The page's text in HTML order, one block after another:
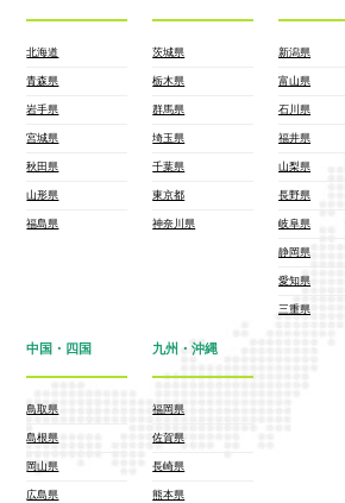
北海道
青森県
岩手県
宮城県
秋田県
山形県
福島県
茨城県
栃木県
群馬県
埼玉県
千葉県
東京都
神奈川県
新潟県
富山県
石川県
福井県
山梨県
長野県
岐阜県
静岡県
愛知県
三重県
中国・四国
鳥取県
島根県
岡山県
広島県
九州・沖縄
福岡県
佐賀県
長崎県
熊本県